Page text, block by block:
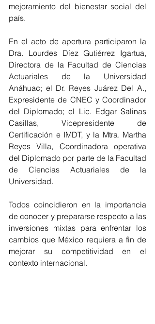
mejoramiento del bienestar social del
país.
En el acto de apertura participaron la
Dra. Lourdes Díez Gutiérrez Igartua,
Directora de la Facultad de Ciencias
Actuariales de la Universidad
Anáhuac; el Dr. Reyes Juárez Del A.,
Expresidente de CNEC y Coordinador
del Diplomado; el Lic. Edgar Salinas
Casillas, Vicepresidente de
Certificación e IMDT, y la Mtra. Martha
Reyes Villa, Coordinadora operativa
del Diplomado por parte de la Facultad
de Ciencias Actuariales de la
Universidad.
Todos coincidieron en la importancia
de conocer y prepararse respecto a las
inversiones mixtas para enfrentar los
cambios que México requiera a fin de
mejorar su competitividad en el
contexto internacional.